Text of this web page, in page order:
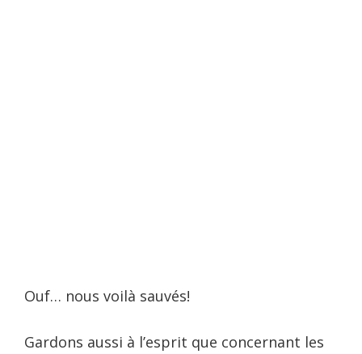
Ouf… nous voilà sauvés!
Gardons aussi à l’esprit que concernant les